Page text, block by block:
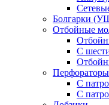
Болгарки
Отбойные
С
Перфораторы
С
С